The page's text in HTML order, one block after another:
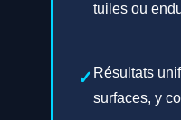
tuiles ou
Résultats
surfaces, y